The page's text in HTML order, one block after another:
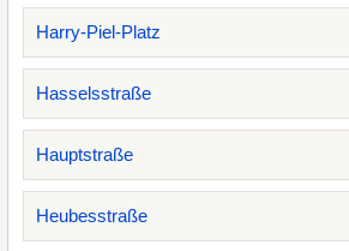
Harry-Piel-Platz
Hasselsstraße
Hauptstraße
Heubesstraße